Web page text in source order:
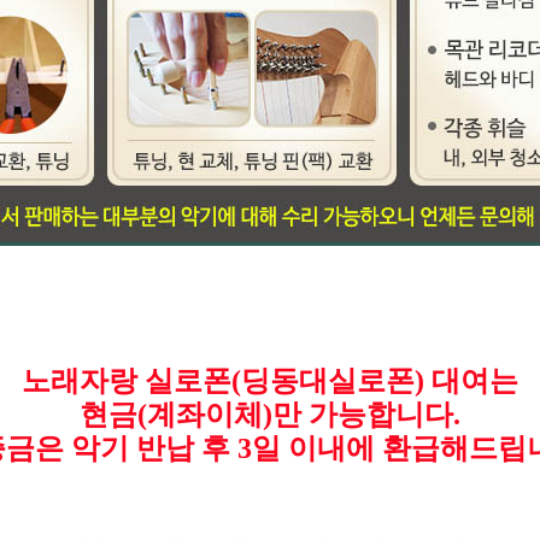
노래자랑 실로폰(딩동대실로폰) 대여는
현금(계좌이체)만 가능합니다.
은 악기 반납 후 3일 이내에 환급해드립